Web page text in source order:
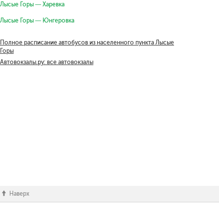
Лысые Горы — Харевка
Лысые Горы — Юнгеровка
Полное расписание автобусов из населенного пункта Лысые
Горы
Автовокзалы.ру: все автовокзалы
Наверх